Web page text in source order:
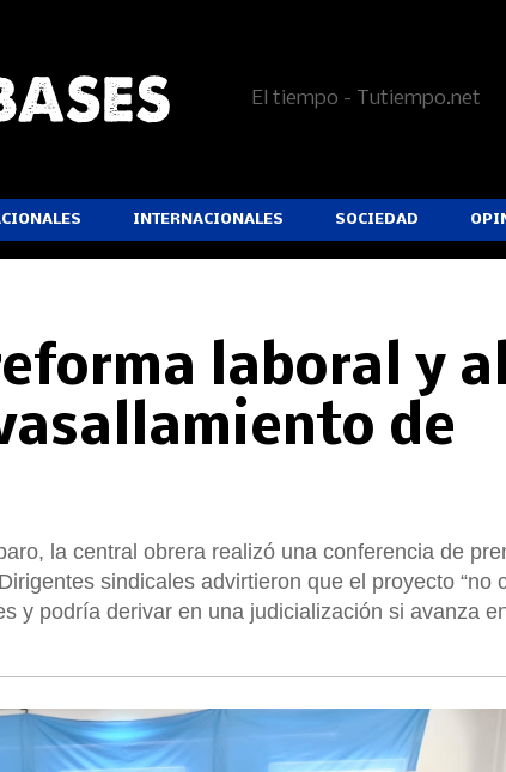
El tiempo - Tutiempo.net
INTERNACIONALES SOCIEDAD
laboral y al
de
la central obrera realizó una conferencia de
sindicales advirtieron que el proyecto “no
y podría derivar en una judicialización si avanza